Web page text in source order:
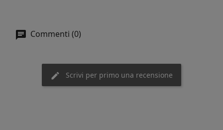
Commenti (0)
Scrivi per primo una recensione